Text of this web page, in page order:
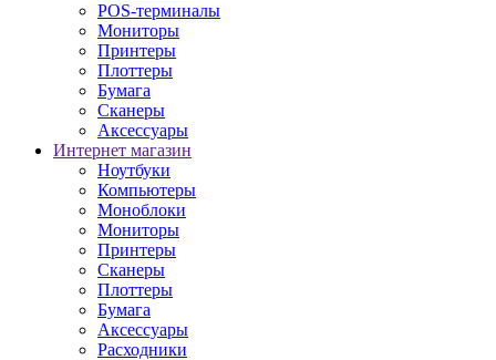
POS-терминалы
Мониторы
Принтеры
Плоттеры
Бумага
Сканеры
Аксессуары
Интернет магазин
Ноутбуки
Компьютеры
Моноблоки
Мониторы
Принтеры
Сканеры
Плоттеры
Бумага
Аксессуары
Расходники